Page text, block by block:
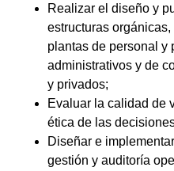
Realizar el diseño y
estructuras
plantas de personal y
administrativos y de
y privados;
Evaluar la calidad de
ética de las
Diseñar e
gestión y auditoría